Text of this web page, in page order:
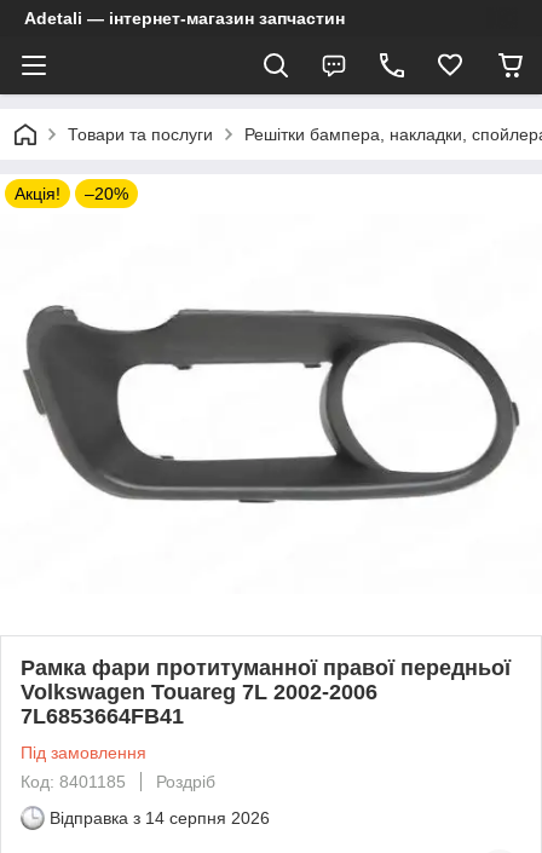
Adetali — інтернет-магазин запчастин
Товари та послуги Решітки бампера, накладки,
Акція! –20%
Рамка фари протитуманної правої передньої
Volkswagen Touareg 7L 2002-2006
7L6853664FB41
Під замовлення
Код: 8401185
Роздріб
Відправка з 14 серпня 2026